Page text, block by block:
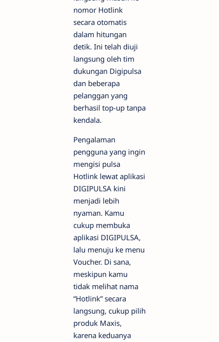
nomor Hotlink
secara otomatis
dalam hitungan
detik. Ini telah diuji
langsung oleh tim
dukungan Digipulsa
dan beberapa
pelanggan yang
berhasil top-up tanpa
kendala.
Pengalaman
pengguna yang ingin
mengisi pulsa
Hotlink lewat aplikasi
DIGIPULSA kini
menjadi lebih
nyaman. Kamu
cukup membuka
aplikasi DIGIPULSA,
lalu menuju ke menu
Voucher. Di sana,
meskipun kamu
tidak melihat nama
“Hotlink” secara
langsung, cukup pilih
produk Maxis,
karena keduanya